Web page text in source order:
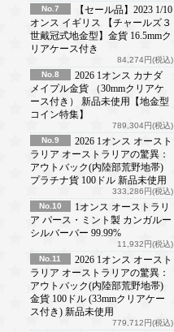
No.7
【セール品】2023 1/10
オンス イギリス 【チャールズ３
世戴冠式地金型】金貨 16.5mmク
リアケース付き
84,274円(税込)
No.8
2026 1オンス カナダ
メイプル金貨 （30mmクリアケ
ース付き） 新品未使用【地金型
コイン特集】
789,304円(税込)
No.9
2026 1オンス オースト
ラリア オーストラリアの驚異：
アウトバック(内陸部荒野地帯)
プラチナ貨 100ドル 新品未使用
333,286円(税込)
No.10
1オンス オーストラリ
ア パース・ミント製 カンガルー
シルバーバー 99.99%
11,932円(税込)
No.11
2026 1オンス オースト
ラリア オーストラリアの驚異：
アウトバック(内陸部荒野地帯)
金貨 100ドル (33mmクリアケー
ス付き) 新品未使用
779,712円(税込)